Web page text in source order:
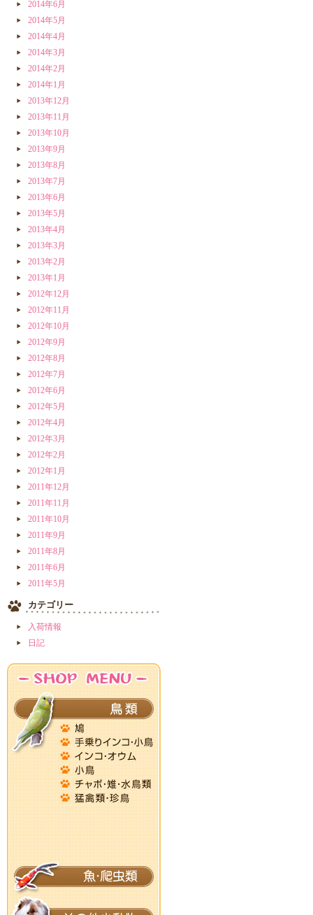
2014年6月
2014年5月
2014年4月
2014年3月
2014年2月
2014年1月
2013年12月
2013年11月
2013年10月
2013年9月
2013年8月
2013年7月
2013年6月
2013年5月
2013年4月
2013年3月
2013年2月
2013年1月
2012年12月
2012年11月
2012年10月
2012年9月
2012年8月
2012年7月
2012年6月
2012年5月
2012年4月
2012年3月
2012年2月
2012年1月
2011年12月
2011年11月
2011年10月
2011年9月
2011年8月
2011年6月
2011年5月
カテゴリー
入荷情報
日記